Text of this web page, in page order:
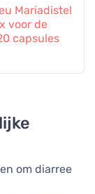
Mariadistel
voor de
capsules
om diarree